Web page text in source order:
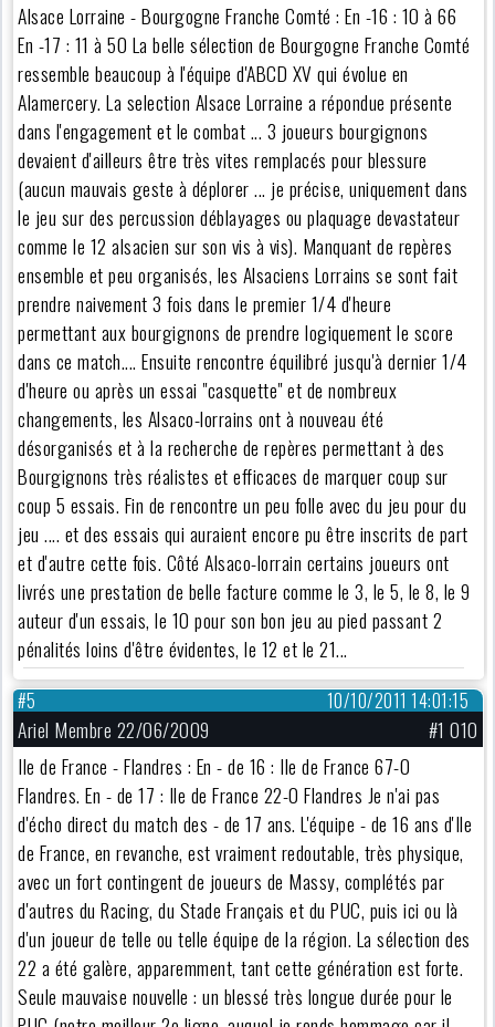
Alsace Lorraine - Bourgogne Franche Comté : En -16 : 10 à 66
En -17 : 11 à 50 La belle sélection de Bourgogne Franche Comté
ressemble beaucoup à l'équipe d'ABCD XV qui évolue en
Alamercery. La selection Alsace Lorraine a répondue présente
dans l'engagement et le combat ... 3 joueurs bourgignons
devaient d'ailleurs être très vites remplacés pour blessure
(aucun mauvais geste à déplorer ... je précise, uniquement dans
le jeu sur des percussion déblayages ou plaquage devastateur
comme le 12 alsacien sur son vis à vis). Manquant de repères
ensemble et peu organisés, les Alsaciens Lorrains se sont fait
prendre naivement 3 fois dans le premier 1/4 d'heure
permettant aux bourgignons de prendre logiquement le score
dans ce match.... Ensuite rencontre équilibré jusqu'à dernier 1/4
d'heure ou après un essai "casquette" et de nombreux
changements, les Alsaco-lorrains ont à nouveau été
désorganisés et à la recherche de repères permettant à des
Bourgignons très réalistes et efficaces de marquer coup sur
coup 5 essais. Fin de rencontre un peu folle avec du jeu pour du
jeu .... et des essais qui auraient encore pu être inscrits de part
et d'autre cette fois. Côté Alsaco-lorrain certains joueurs ont
livrés une prestation de belle facture comme le 3, le 5, le 8, le 9
auteur d'un essais, le 10 pour son bon jeu au pied passant 2
pénalités loins d'être évidentes, le 12 et le 21...
10/10/2011 14:01:15
#5
Ariel Membre 22/06/2009
#1 010
Ile de France - Flandres : En - de 16 : Ile de France 67-0
Flandres. En - de 17 : Ile de France 22-0 Flandres Je n'ai pas
d'écho direct du match des - de 17 ans. L'équipe - de 16 ans d'Ile
de France, en revanche, est vraiment redoutable, très physique,
avec un fort contingent de joueurs de Massy, complétés par
d'autres du Racing, du Stade Français et du PUC, puis ici ou là
d'un joueur de telle ou telle équipe de la région. La sélection des
22 a été galère, apparemment, tant cette génération est forte.
Seule mauvaise nouvelle : un blessé très longue durée pour le